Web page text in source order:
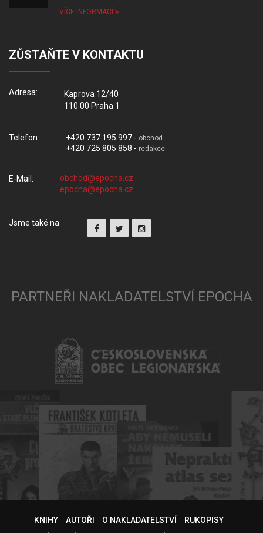
VÍCE INFORMACÍ
ZŮSTAŇTE V KONTAKTU
Adresa:
Kaprova 12/40
110 00 Praha 1
Telefon: +420 737 195 997 - obchod
+420 725 805 858 - redakce
E-Mail:
Jsme také na:
PARTNEŘI NAKLADATELSTVÍ EPOCHA
KNIHY AUTOŘI O NAKLADATELSTVÍ RUKOPISY